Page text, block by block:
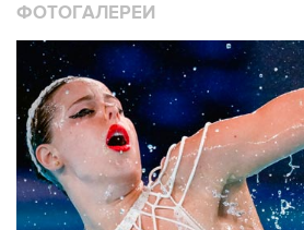
ФОТОГАЛЕРЕИ